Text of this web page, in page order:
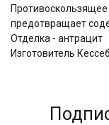
предотвращает
Отделка - антрацит
Изготовитель